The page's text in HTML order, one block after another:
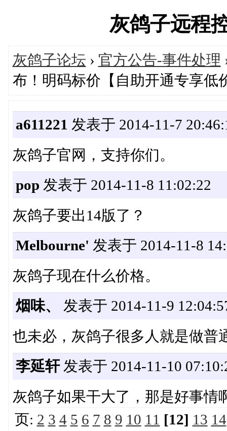
灰鸽子远程
灰鸽子论坛 › 官方公告-事件处理
布！明码标价【自助开通专享低
a611221 发表于 2014-11-7
灰鸽子官网，支持你们。
pop 发表于 2014-11-8 11:02:22
灰鸽子要出14版了？
Melbourne' 发表于 2014-11-8
灰鸽子现在什么价格。
烟味、
发表于 2014-11-9
也未必，灰鸽子很多人就是做普
李延轩发表于 2014-11-10
灰鸽子如果干大了，那是好事情
页: 2 3 4 5 6 7 8 9 10 11 [12] 13 14